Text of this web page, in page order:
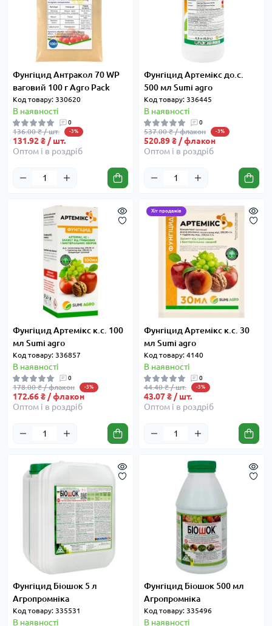
Фунгіцид Антракол 70 WP
ваговий 100 г Agro Pack
Код товару: 330620
В наявності
0
136.00 ₴ / шт. -3%
131.92 ₴ / шт.
Оптом і в роздріб
Фунгіцид Артемікс до.с.
500 мл Sumi agro
Код товару: 336445
В наявності
0
537.00 ₴ / флакон -3%
520.89 ₴ / флакон
Оптом і в роздріб
Фунгіцид Артемікс к.с. 100
мл Sumi agro
Код товару: 336857
В наявності
0
178.00 ₴ / флакон -3%
172.66 ₴ / флакон
Оптом і в роздріб
Хіт продажів
Фунгіцид Артемікс к.с. 30
мл Sumi agro
Код товару: 4140
В наявності
0
44.40 ₴ / шт. -3%
43.07 ₴ / шт.
Оптом і в роздріб
Фунгіцид Біошок 5 л
Агропромніка
Код товару: 335531
В наявності
Фунгіцид Біошок 500 мл
Агропромніка
Код товару: 335496
В наявності